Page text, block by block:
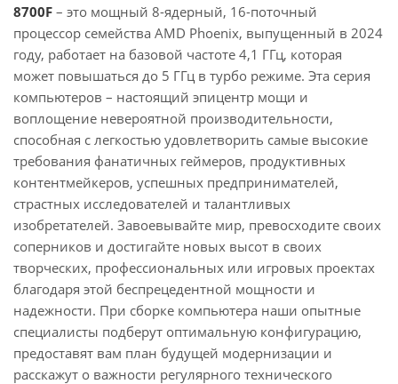
8700F – это мощный 8-ядерный, 16-поточный
процессор семейства AMD Phoenix, выпущенный в 2024
году, работает на базовой частоте 4,1 ГГц, которая
может повышаться до 5 ГГц в турбо режиме. Эта серия
компьютеров – настоящий эпицентр мощи и
воплощение невероятной производительности,
способная с легкостью удовлетворить самые высокие
требования фанатичных геймеров, продуктивных
контентмейкеров, успешных предпринимателей,
страстных исследователей и талантливых
изобретателей. Завоевывайте мир, превосходите своих
соперников и достигайте новых высот в своих
творческих, профессиональных или игровых проектах
благодаря этой беспрецедентной мощности и
надежности. При сборке компьютера наши опытные
специалисты подберут оптимальную конфигурацию,
предоставят вам план будущей модернизации и
расскажут о важности регулярного технического